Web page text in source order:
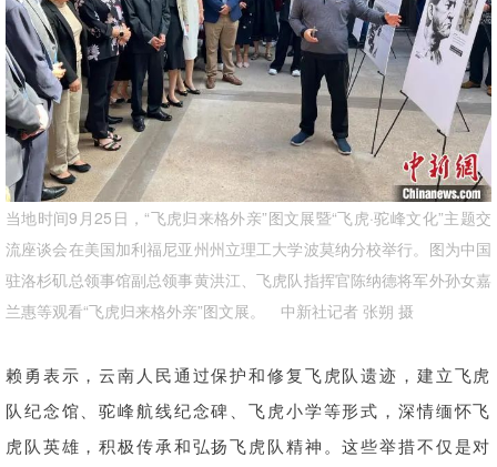
当地时间9月25日，“飞虎归来格外亲”图文展暨“飞虎·驼峰文化”主题交
流座谈会在美国加利福尼亚州州立理工大学波莫纳分校举行。图为中国
驻洛杉矶总领事馆副总领事黄洪江、飞虎队指挥官陈纳德将军外孙女嘉
兰惠等观看“飞虎归来格外亲”图文展。 中新社记者 张朔 摄
赖勇表示，云南人民通过保护和修复飞虎队遗迹，建立飞虎
队纪念馆、驼峰航线纪念碑、飞虎小学等形式，深情缅怀飞
虎队英雄，积极传承和弘扬飞虎队精神。这些举措不仅是对